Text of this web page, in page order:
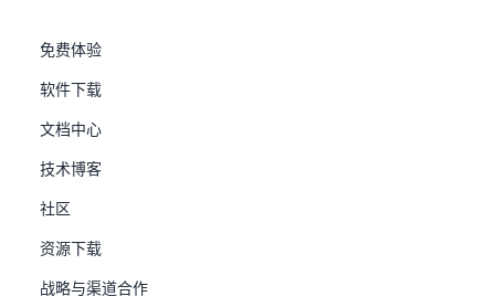
免费体验
软件下载
文档中心
技术博客
社区
资源下载
战略与渠道合作
工作内容
您可以通过我们的邮箱
了便于快速的确认和验证疑似漏洞，请您在漏洞上报时填写以下内
容：1 基本信息：漏洞触发条件和利用后对系统的影响。2 技术细
2 漏洞评估
通用漏洞评估系统（CVSS）是广泛应用的漏洞评分开放标准，优炫